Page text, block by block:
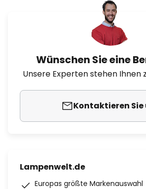
Wünschen Sie eine
Unsere Experten stehen Ihnen
Kontaktieren Sie
Lampenwelt.de
Europas größte Markenauswahl